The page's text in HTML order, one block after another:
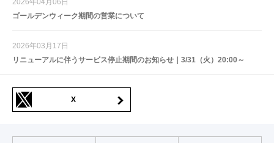
2026年04月06日
ゴールデンウィーク期間の営業について
2026年03月17日
リニューアルに伴うサービス停止期間のお知らせ｜3/31（火）20:00～
X